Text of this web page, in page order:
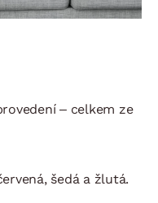
– celkem ze
šedá a žlutá.